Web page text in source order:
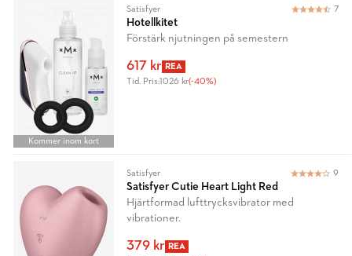
Kommer inom kort
7
Satisfyer
Hotellkitet
Förstärk njutningen på semestern
617 kr REA
Tid. Pris:1026 kr(-40%)
9
Satisfyer
Satisfyer Cutie Heart Light Red
Hjärtformad lufttrycksvibrator med
vibrationer.
379 kr REA